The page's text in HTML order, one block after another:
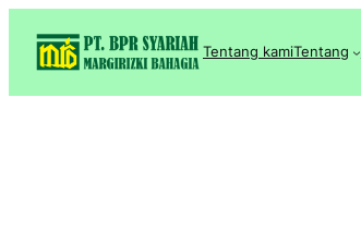
konten
Tentang kamiTentang